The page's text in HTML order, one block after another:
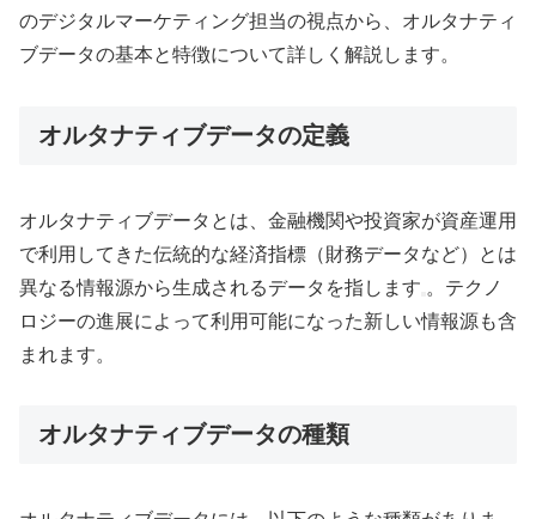
のデジタルマーケティング担当の視点から、オルタナティ
ブデータの基本と特徴について詳しく解説します。
オルタナティブデータの定義
オルタナティブデータとは、金融機関や投資家が資産運用
で利用してきた伝統的な経済指標（財務データなど）とは
異なる情報源から生成されるデータを指します 。テクノ
ロジーの進展によって利用可能になった新しい情報源も含
まれます。
オルタナティブデータの種類